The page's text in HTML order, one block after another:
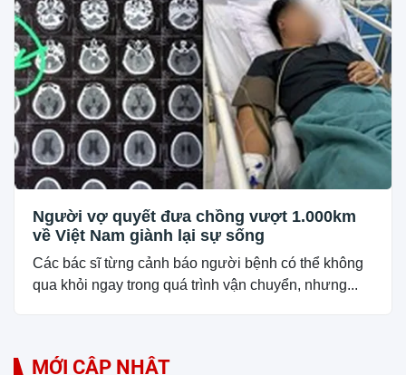
Người vợ quyết đưa chồng vượt 1.000km
về Việt Nam giành lại sự sống
Các bác sĩ từng cảnh báo người bệnh có thể không
qua khỏi ngay trong quá trình vận chuyển, nhưng...
MỚI CẬP NHẬT